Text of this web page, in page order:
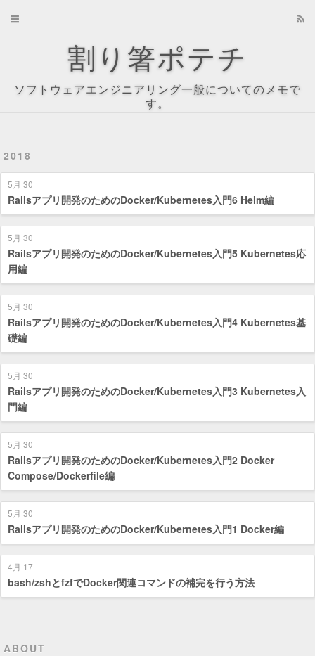
割り箸ポテチ
ソフトウェアエンジニアリング一般についてのメモで
す。
2018
5月 30
Railsアプリ開発のためのDocker/Kubernetes入門6 Helm編
5月 30
Railsアプリ開発のためのDocker/Kubernetes入門5 Kubernetes応
用編
5月 30
Railsアプリ開発のためのDocker/Kubernetes入門4 Kubernetes基
礎編
5月 30
Railsアプリ開発のためのDocker/Kubernetes入門3 Kubernetes入
門編
5月 30
Railsアプリ開発のためのDocker/Kubernetes入門2 Docker
Compose/Dockerfile編
5月 30
Railsアプリ開発のためのDocker/Kubernetes入門1 Docker編
4月 17
bash/zshとfzfでDocker関連コマンドの補完を行う方法
ABOUT
Home
About
Tag Cloud
Tags
Categories